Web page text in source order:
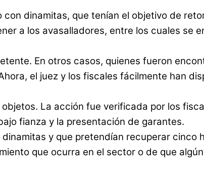
dinamitas, que tenían el objetivo de
a los avasalladores, entre los cuales se
En otros casos, quienes fueron
el juez y los fiscales fácilmente han
La acción fue verificada por los
fianza y la presentación de garantes.
y que pretendían recuperar cinco
que ocurra en el sector o de que